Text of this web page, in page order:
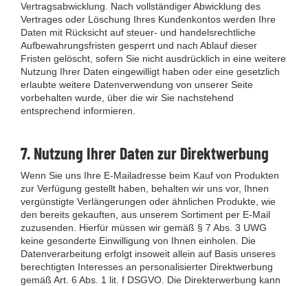
Vertragsabwicklung. Nach vollständiger Abwicklung des
Vertrages oder Löschung Ihres Kundenkontos werden Ihre
Daten mit Rücksicht auf steuer- und handelsrechtliche
Aufbewahrungsfristen gesperrt und nach Ablauf dieser
Fristen gelöscht, sofern Sie nicht ausdrücklich in eine weitere
Nutzung Ihrer Daten eingewilligt haben oder eine gesetzlich
erlaubte weitere Datenverwendung von unserer Seite
vorbehalten wurde, über die wir Sie nachstehend
entsprechend informieren.
7. Nutzung Ihrer Daten zur Direktwerbung
Wenn Sie uns Ihre E-Mailadresse beim Kauf von Produkten
zur Verfügung gestellt haben, behalten wir uns vor, Ihnen
vergünstigte Verlängerungen oder ähnlichen Produkte, wie
den bereits gekauften, aus unserem Sortiment per E-Mail
zuzusenden. Hierfür müssen wir gemäß § 7 Abs. 3 UWG
keine gesonderte Einwilligung von Ihnen einholen. Die
Datenverarbeitung erfolgt insoweit allein auf Basis unseres
berechtigten Interesses an personalisierter Direktwerbung
gemäß Art. 6 Abs. 1 lit. f DSGVO. Die Direkterwerbung kann